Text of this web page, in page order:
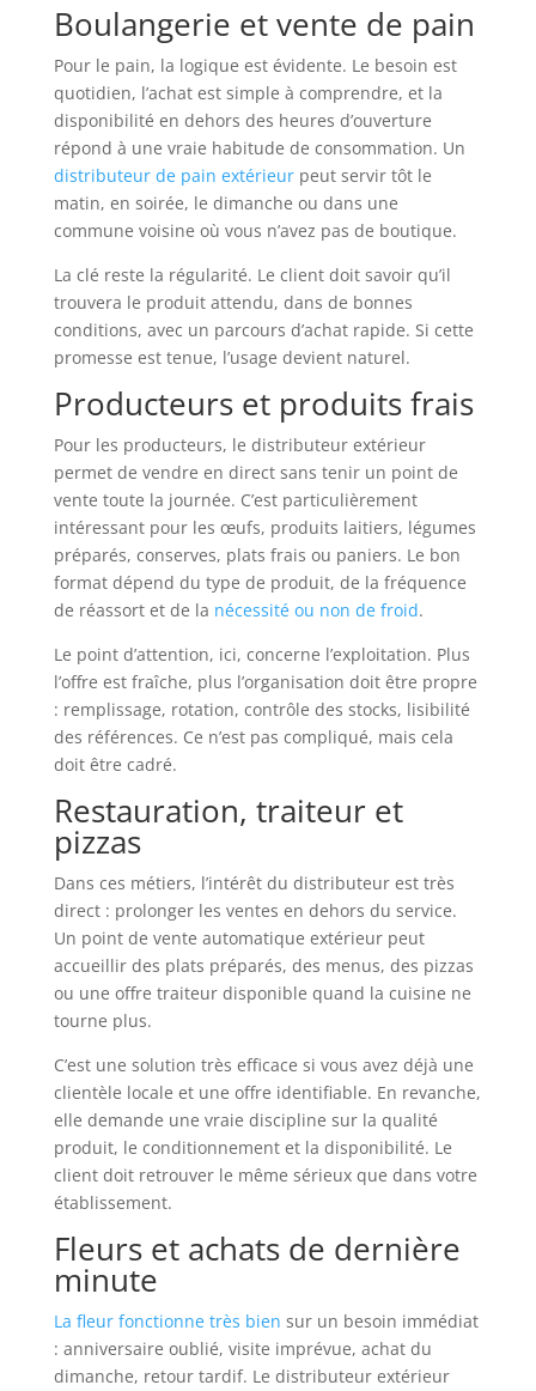
Boulangerie et vente de pain
Pour le pain, la logique est évidente. Le besoin est
quotidien, l’achat est simple à comprendre, et la
disponibilité en dehors des heures d’ouverture
répond à une vraie habitude de consommation. Un
distributeur de pain extérieurpeut servir tôt le
matin, en soirée, le dimanche ou dans une
commune voisine où vous n’avez pas de boutique.
La clé reste la régularité. Le client doit savoir qu’il
trouvera le produit attendu, dans de bonnes
conditions, avec un parcours d’achat rapide. Si cette
promesse est tenue, l’usage devient naturel.
Producteurs et produits frais
Pour les producteurs, le distributeur extérieur
permet de vendre en direct sans tenir un point de
vente toute la journée. C’est particulièrement
intéressant pour les œufs, produits laitiers, légumes
préparés, conserves, plats frais ou paniers. Le bon
format dépend du type de produit, de la fréquence
de réassort et de la nécessité ou non de froid.
Le point d’attention, ici, concerne l’exploitation. Plus
l’offre est fraîche, plus l’organisation doit être propre
: remplissage, rotation, contrôle des stocks, lisibilité
des références. Ce n’est pas compliqué, mais cela
doit être cadré.
Restauration, traiteur et
pizzas
Dans ces métiers, l’intérêt du distributeur est très
direct : prolonger les ventes en dehors du service.
Un point de vente automatique extérieur peut
accueillir des plats préparés, des menus, des pizzas
ou une offre traiteur disponible quand la cuisine ne
tourne plus.
C’est une solution très efficace si vous avez déjà une
clientèle locale et une offre identifiable. En revanche,
elle demande une vraie discipline sur la qualité
produit, le conditionnement et la disponibilité. Le
client doit retrouver le même sérieux que dans votre
établissement.
Fleurs et achats de dernière
minute
La fleur fonctionne très bien sur un besoin immédiat
: anniversaire oublié, visite imprévue, achat du
dimanche, retour tardif. Le distributeur extérieur